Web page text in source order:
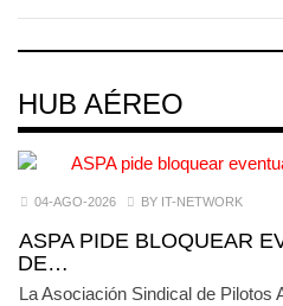
HUB AÉREO
04-AGO-2026 BY IT-NETWORK
ASPA PIDE BLOQUEAR
DE…
La Asociación Sindical de Pilotos